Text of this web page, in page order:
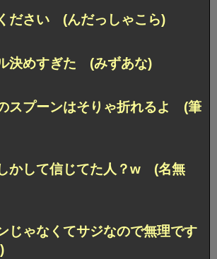
ださい (んだっしゃこら)
決めすぎた (みずあな)
スプーンはそりゃ折れるよ (筆
かして信じてた人？w (名無
じゃなくてサジなので無理です